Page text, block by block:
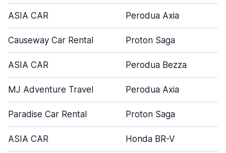
ASIA CAR Perodua Axia
Causeway Car Rental Proton Saga
ASIA CAR Perodua Bezza
MJ Adventure Travel Perodua Axia
Paradise Car Rental Proton Saga
ASIA CAR Honda BR-V